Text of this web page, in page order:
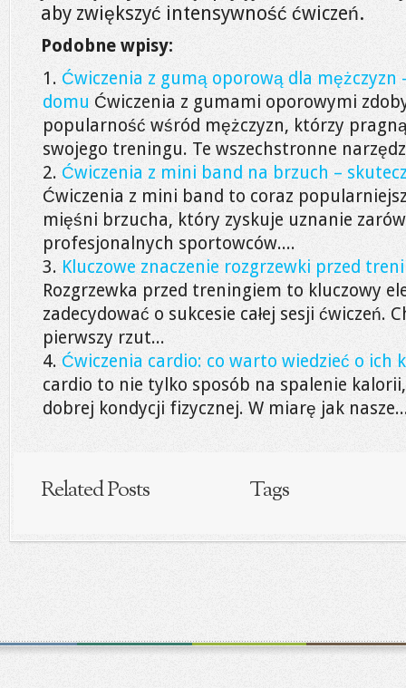
aby zwiększyć intensywność ćwiczeń.
Podobne wpisy:
Ćwiczenia z gumą oporową dla
domu Ćwiczenia z gumami oporowymi
popularność wśród mężczyzn, którzy
swojego treningu. Te wszechstronne
Ćwiczenia z mini band na brzuch –
Ćwiczenia z mini band to coraz
mięśni brzucha, który zyskuje uznanie
profesjonalnych sportowców....
Kluczowe znaczenie rozgrzewki przed
Rozgrzewka przed treningiem to kluczowy
zadecydować o sukcesie całej sesji ćwiczeń.
pierwszy rzut...
Ćwiczenia cardio: co warto wiedzieć o ich
cardio to nie tylko sposób na spalenie
dobrej kondycji fizycznej. W miarę jak
Related Posts Tags